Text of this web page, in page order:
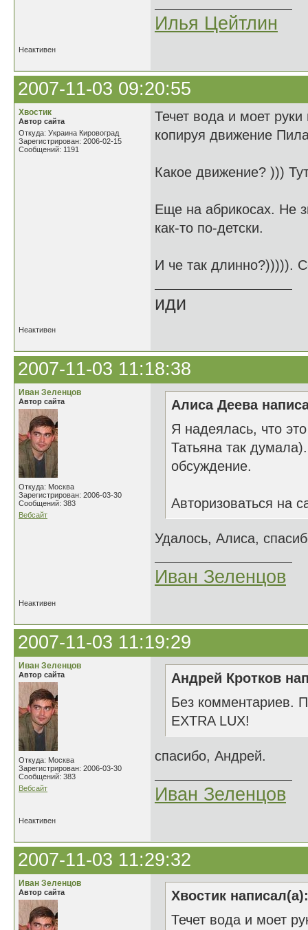
Илья Цейтлин
Неактивен
2007-11-03 09:20:55
Хвостик
Автор сайта
Откуда: Украина Кировоград
Зарегистрирован: 2006-02-15
Сообщений: 1191
Течет вода и моет руки
копируя движение
Какое движение? )))
Еще на абрикосах. Не
как-то по-детски.
И че так длинно?))))).
иди
Неактивен
2007-11-03 11:18:38
Иван Зеленцов
Автор сайта
Откуда: Москва
Зарегистрирован: 2006-03-30
Сообщений: 383
Вебсайт
Алиса Деева
Я надеялась, что
Татьяна так
обсуждение.
Авторизоваться на
Удалось, Алиса,
Иван Зеленцов
Неактивен
2007-11-03 11:19:29
Иван Зеленцов
Автор сайта
Откуда: Москва
Зарегистрирован: 2006-03-30
Сообщений: 383
Вебсайт
Андрей Кротков
Без комментариев.
EXTRA LUX!
спасибо, Андрей.
Иван Зеленцов
Неактивен
2007-11-03 11:29:32
Иван Зеленцов
Автор сайта
Хвостик написал(а):
Течет вода и моет